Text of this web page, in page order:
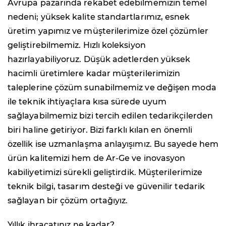
Avrupa pazarında rekabet edebilmemizin temel
nedeni; yüksek kalite standartlarımız, esnek
üretim yapımız ve müşterilerimize özel çözümler
geliştirebilmemiz. Hızlı koleksiyon
hazırlayabiliyoruz. Düşük adetlerden yüksek
hacimli üretimlere kadar müşterilerimizin
taleplerine çözüm sunabilmemiz ve değişen moda
ile teknik ihtiyaçlara kısa sürede uyum
sağlayabilmemiz bizi tercih edilen tedarikçilerden
biri haline getiriyor. Bizi farklı kılan en önemli
özellik ise uzmanlaşma anlayışımız. Bu sayede hem
ürün kalitemizi hem de Ar-Ge ve inovasyon
kabiliyetimizi sürekli geliştirdik. Müşterilerimize
teknik bilgi, tasarım desteği ve güvenilir tedarik
sağlayan bir çözüm ortağıyız.